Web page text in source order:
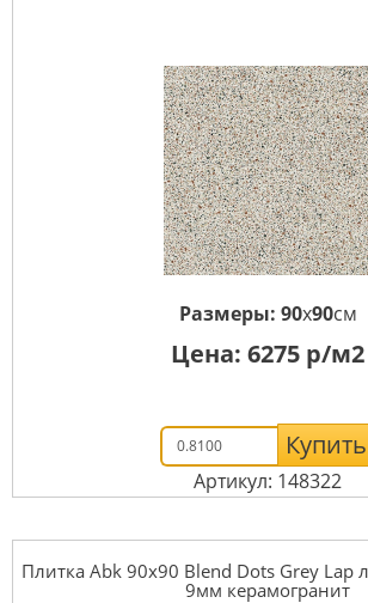
Размеры: 90x90см
Цена: 6275 р/м2
Купить
Артикул: 148322
Плитка Abk 90x90 Blend Dots Grey Lap
9мм керамогранит